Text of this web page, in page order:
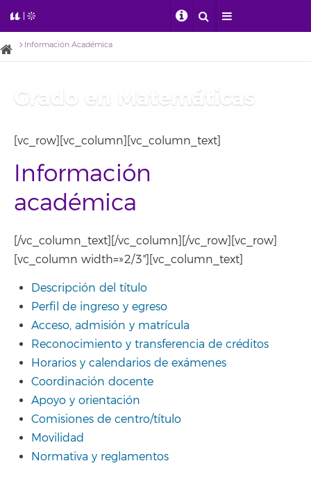
Información Académica
Grado en Matemáticas
[vc_row][vc_column][vc_column_text]
Información
académica
[/vc_column_text][/vc_column][/vc_row][vc_row]
[vc_column width=»2/3″][vc_column_text]
Descripción del título
Perfil de ingreso y egreso
Acceso, admisión y matrícula
Reconocimiento y transferencia de créditos
Horarios y calendarios de exámenes
Coordinación docente
Apoyo y orientación
Comisiones de centro/título
Movilidad
Normativa y reglamentos